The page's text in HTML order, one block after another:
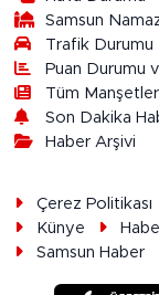
Samsun
Trafik Durumu
Puan Durumu
Tüm Manşetler
Son Dakika
Haber Arşivi
Çerez Politikası
Künye
Samsun Haber